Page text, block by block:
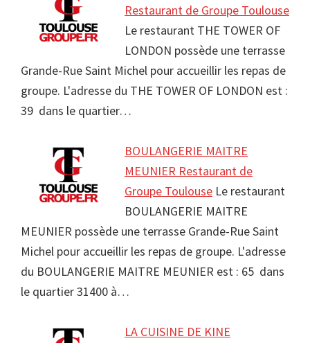
Restaurant de Groupe Toulouse
Le restaurant THE TOWER OF
LONDON possède une terrasse
Grande-Rue Saint Michel pour accueillir les repas de
groupe. L'adresse du THE TOWER OF LONDON est :
39 dans le quartier…
BOULANGERIE MAITRE
MEUNIER Restaurant de
Groupe Toulouse Le restaurant
BOULANGERIE MAITRE
MEUNIER possède une terrasse Grande-Rue Saint
Michel pour accueillir les repas de groupe. L'adresse
du BOULANGERIE MAITRE MEUNIER est : 65 dans
le quartier 31400 à…
LA CUISINE DE KINE